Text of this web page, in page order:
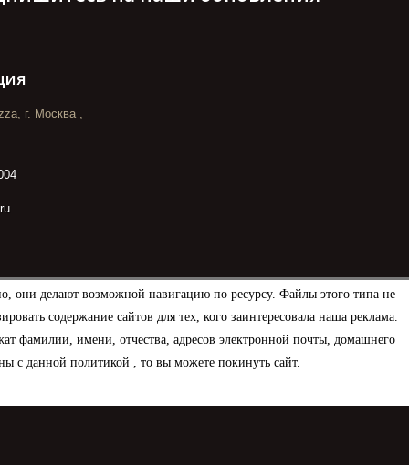
они делают возможной навигацию по ресурсу. Файлы этого типа не
содержание сайтов для тех, кого заинтересовала наша реклама.
фамилии, имени, отчества, адресов электронной почты, домашнего
с данной политикой , то вы можете покинуть сайт.
г. Москва ,